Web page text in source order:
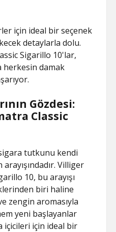
için ideal bir seçenek
detaylarla dolu.
Sigarillo 10'lar,
herkesin damak
Gözdesi:
Classic
tutkunu kendi
Villiger
10, bu arayışı
biri haline
zengin aromasıyla
yeni başlayanlar
içicileri için ideal bir